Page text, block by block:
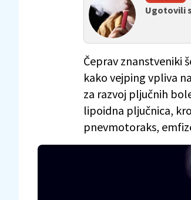
Ugotovili
Čeprav znanstveniki
kako vejping vpliva
za razvoj pljučnih
lipoidna pljučnica,
pnevmotoraks,